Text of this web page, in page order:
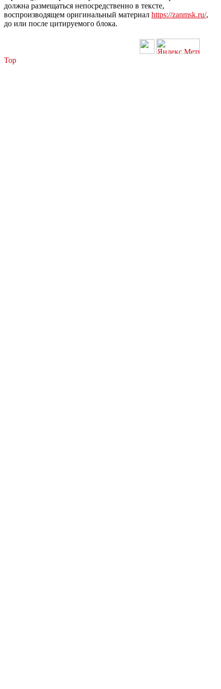
должна размещаться непосредственно в тексте,
воспроизводящем оригинальный материал https://zanmsk.ru/,
до или после цитируемого блока.
Top